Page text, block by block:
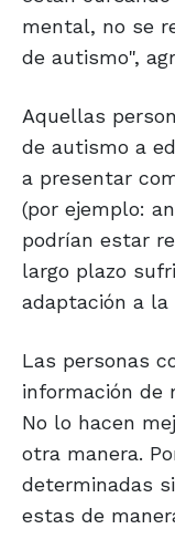
mental, no se
de autismo",
Aquellas
de autismo a
a presentar
(por ejemplo:
podrían estar
largo plazo
adaptación a la
Las personas
información de
No lo hacen
otra manera.
determinadas
estas de